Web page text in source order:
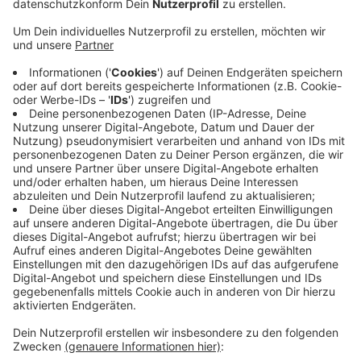
Fahrgäste, die ohne Mund- und Nasen-Bedeckung in
die Züge steigen, werden von den Mitarbeitern der
Deutschen Bahn auf die Pflicht hingewiesen. Verstöße
gegen die Pflicht ahnden wird die Bahn selbst nicht.
Das ist Aufgabe der Behörden, so der Sprecher weiter.
Man setze auf das Verständnis des Kunden. Sollte es
zu Konflikten kommen, bestehe- wie bei anderen
Konfliktsituationen - grundsätzlich die Möglichkeit, die
Ordnungsbehörden, wie zum Beispiel die Polizei,
hinzuzuholen, so die Bahn weiter